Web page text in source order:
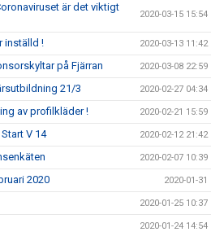
är det viktigt
2020-03-15 15:54
inställd ! 2020-03-13 11:42
på Fjärran 2020-03-08 22:59
21/3 2020-02-27 04:34
av profilkläder ! 2020-02-21 15:59
V 14 2020-02-12 21:42
2020-02-07 10:39
2020 2020-01-31
2020-01-25 10:37
2020-01-24 14:54